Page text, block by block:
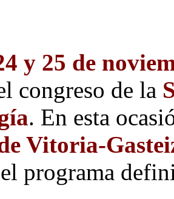
y 25 de
congreso de la
. En esta
Vitoria-
programa